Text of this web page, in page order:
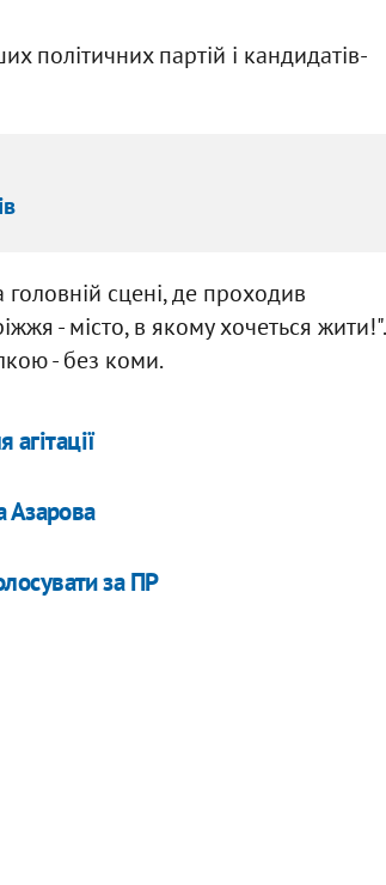
політичних партій і кандидатів-
сцені, де проходив
- місто, в якому хочеться жити!".
- без коми.
Азарова
за ПР